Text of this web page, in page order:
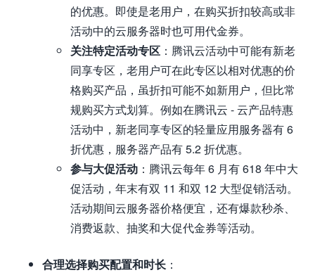
的优惠。即使是老用户，在购买折扣较高或非
活动中的云服务器时也可用代金券。
关注特定活动专区 ：腾讯云活动中可能有新老
同享专区，老用户可在此专区以相对优惠的价
格购买产品，虽折扣可能不如新用户，但比常
规购买方式划算。例如在腾讯云 - 云产品特惠
活动中，新老同享专区的轻量应用服务器有 6
折优惠，服务器产品有 5.2 折优惠。
参与大促活动 ：腾讯云每年 6 月有 618 年中大
促活动，年末有双 11 和双 12 大型促销活动。
活动期间云服务器价格便宜，还有爆款秒杀、
消费返款、抽奖和大促代金券等活动。
合理选择购买配置和时长 ：